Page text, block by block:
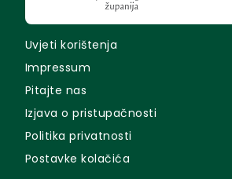
Uvjeti korištenja
Impressum
Pitajte nas
Izjava o pristupačnosti
Politika privatnosti
Postavke kolačića